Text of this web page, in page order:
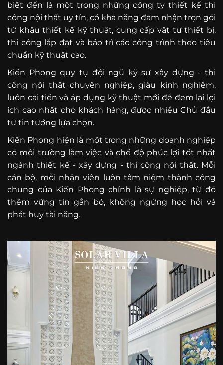
biết đến là một trong những công ty thiết kế thi
công nội thất uy tín, có khả năng đảm nhận trọn gói
từ khâu thiết kế kỹ thuật, cung cấp vật tư thiết bị,
thi công lắp đặt và bảo trì các công trình theo tiêu
chuẩn kỹ thuật cao.
Kiến Phong quy tụ đội ngũ kỹ sư xây dựng - thi
công nội thất chuyên nghiệp, giàu kinh nghiệm,
luôn cải tiến và áp dụng kỹ thuật mới để đem lại lợi
ích cao nhất cho khách hàng, được nhiều Chủ đầu
tư tin tưởng lựa chọn.
Kiến Phong hiện là một trong những doanh nghiệp
có môi trường làm việc và chế độ phúc lợi tốt nhất
ngành thiết kế - xây dựng - thi công nội thất. Mỗi
cán bộ, mỗi nhân viên luôn tâm niệm thành công
chung của Kiến Phong chính là sự nghiệp, từ đó
thêm vững tin gắn bó, không ngừng học hỏi và
phát huy tài năng.